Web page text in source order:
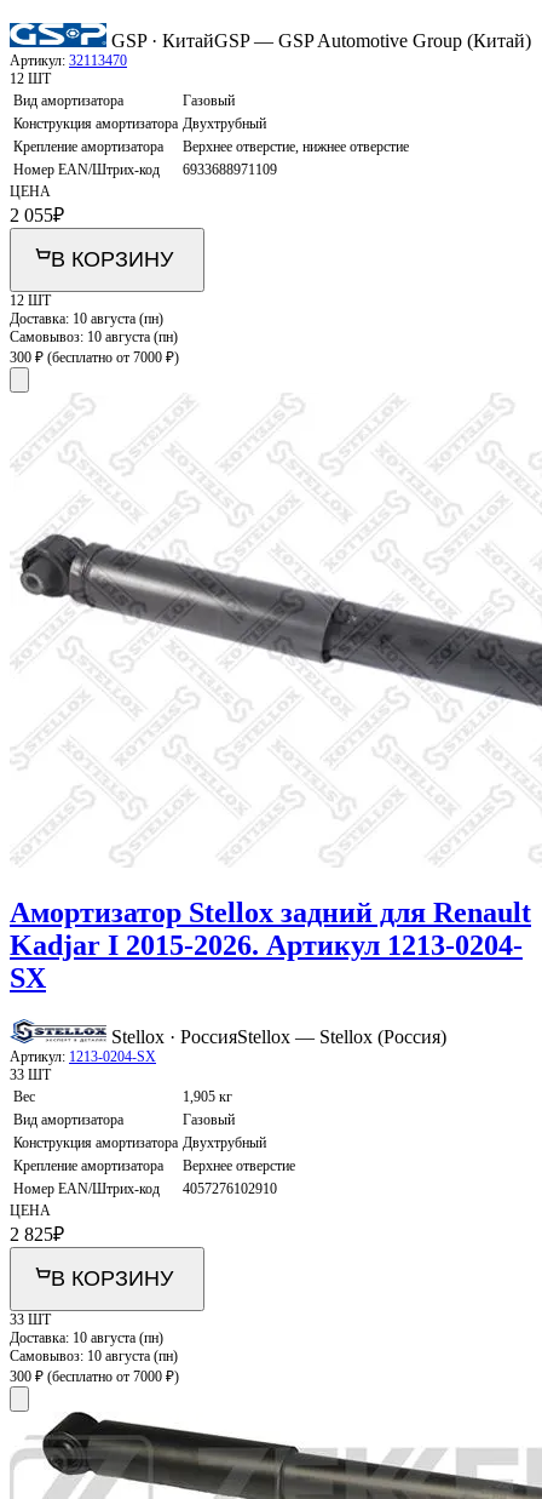
GSP · КитайGSP — GSP Automotive Group (Китай)
Артикул: 32113470
12 ШТ
Вид амортизатора
Газовый
Конструкция амортизатора Двухтрубный
Крепление амортизатора
Верхнее отверстие, нижнее отверстие
Номер EAN/Штрих-код
6933688971109
ЦЕНА
2 055₽
В КОРЗИНУ
12 ШТ
Доставка: 10 августа (пн)
Самовывоз: 10 августа (пн)
300 ₽ (бесплатно от 7000 ₽)
Амортизатор Stellox задний для Renault
Kadjar I 2015-2026. Артикул 1213-0204-
SX
Stellox · РоссияStellox — Stellox (Россия)
Артикул: 1213-0204-SX
33 ШТ
Вес
1,905 кг
Вид амортизатора
Газовый
Конструкция амортизатора Двухтрубный
Крепление амортизатора
Верхнее отверстие
Номер EAN/Штрих-код
4057276102910
ЦЕНА
2 825₽
В КОРЗИНУ
33 ШТ
Доставка: 10 августа (пн)
Самовывоз: 10 августа (пн)
300 ₽ (бесплатно от 7000 ₽)